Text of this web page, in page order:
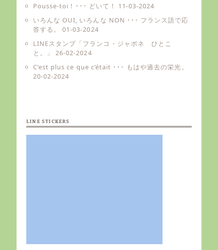
Pousse-toi ! ･･･ どいて！
11-03-2024
いろんな OUI, いろんな NON ･･･ フランス語で応
答する。
01-03-2024
LINEスタンプ「フランコ・ジャポネ ひとこ
と。」
26-02-2024
C’est plus ce que c’était ･･･ もはや過去の栄光。
20-02-2024
LINE STICKERS